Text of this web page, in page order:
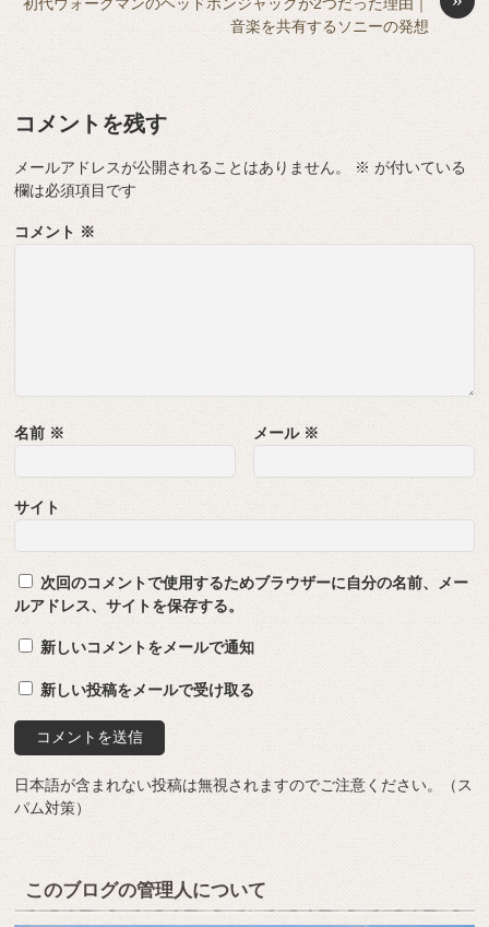
k
er
初代ウォークマンのヘッドホンジャックが2つだった理由｜
音楽を共有するソニーの発想
コメントを残す
メールアドレスが公開されることはありません。 ※ が付いている
欄は必須項目です
コメント ※
名前 ※ メール ※
サイト
次回のコメントで使用するためブラウザーに自分の名前、メー
ルアドレス、サイトを保存する。
新しいコメントをメールで通知
新しい投稿をメールで受け取る
日本語が含まれない投稿は無視されますのでご注意ください。（ス
パム対策）
このブログの管理人について